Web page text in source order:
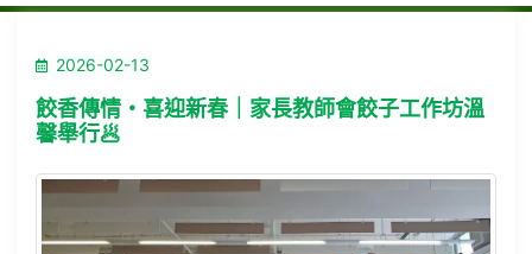
2026-02-13
餃香傳情・喜迎新春｜家長教師會餃子工作坊溫
馨舉行🥟